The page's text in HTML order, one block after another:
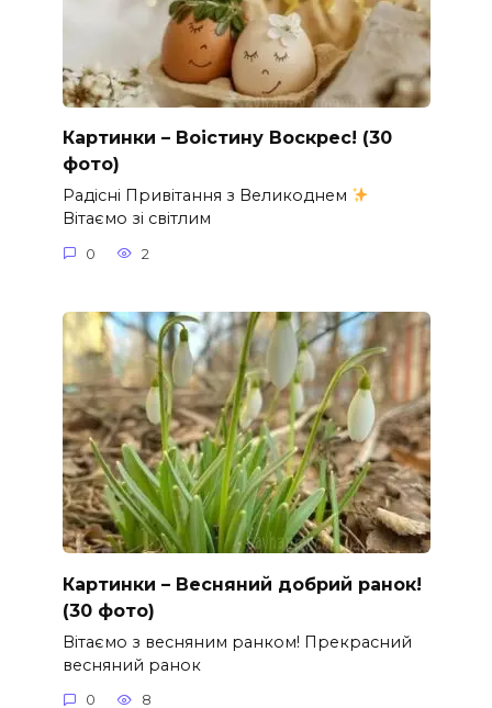
Картинки – Воістину Воскрес! (30
фото)
Радісні Привітання з Великоднем
Вітаємо зі світлим
0 2
Картинки – Весняний добрий ранок!
(30 фото)
Вітаємо з весняним ранком! Прекрасний
весняний ранок
0 8